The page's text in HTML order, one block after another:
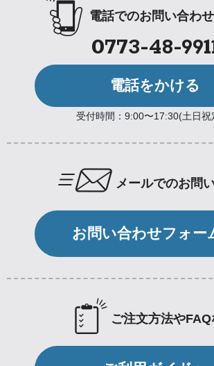
電話でのお問い合わ
0773-48-
電話をかける
受付時間：9:00〜17:30(土日祝
メールでのお問
お問い合わせフォー
ご注文方法やFAQ